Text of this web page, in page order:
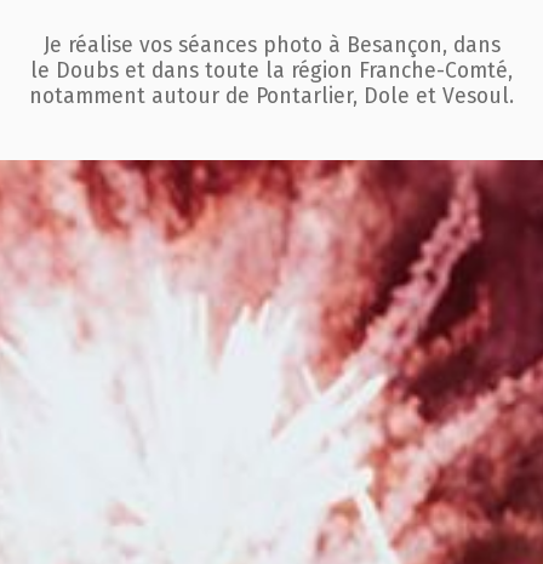
Je réalise vos séances photo à Besançon, dans
le Doubs et dans toute la région Franche-Comté,
notamment autour de Pontarlier, Dole et Vesoul.